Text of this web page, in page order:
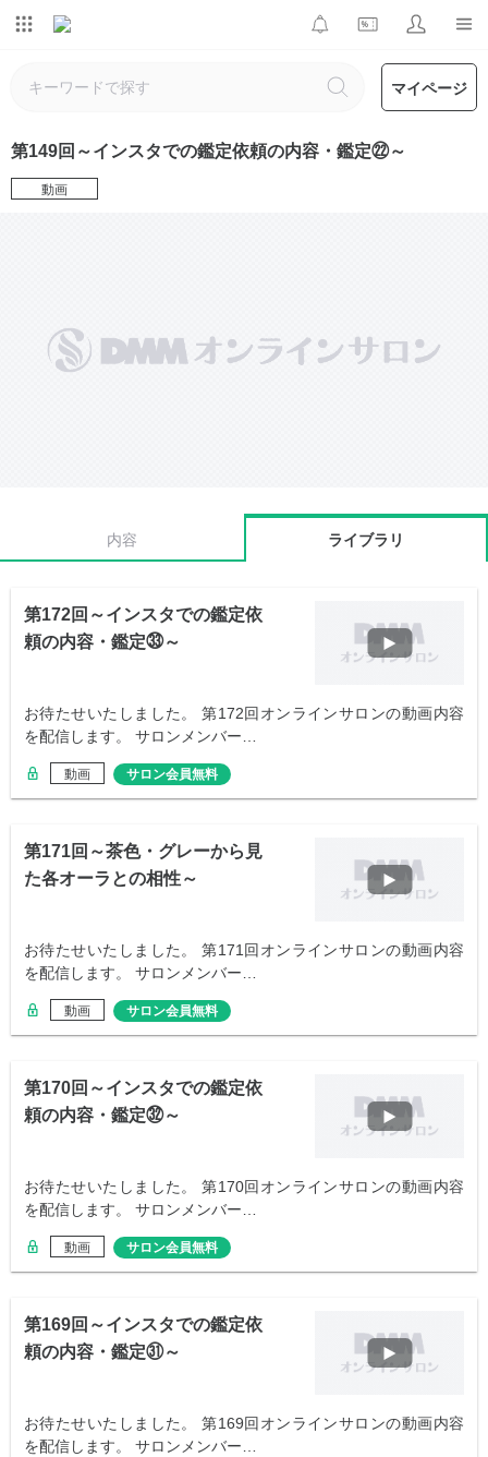
マイページ
第149回～インスタでの鑑定依頼の内容・鑑定㉒～
動画
内容 ライブラリ
第172回～インスタでの鑑定依
頼の内容・鑑定㉝～
お待たせいたしました。 第172回オンラインサロンの動画内容
を配信します。 サロンメンバー…
動画 サロン会員無料
第171回～茶色・グレーから見
た各オーラとの相性～
お待たせいたしました。 第171回オンラインサロンの動画内容
を配信します。 サロンメンバー…
動画 サロン会員無料
第170回～インスタでの鑑定依
頼の内容・鑑定㉜～
お待たせいたしました。 第170回オンラインサロンの動画内容
を配信します。 サロンメンバー…
動画 サロン会員無料
第169回～インスタでの鑑定依
頼の内容・鑑定㉛～
お待たせいたしました。 第169回オンラインサロンの動画内容
を配信します。 サロンメンバー…